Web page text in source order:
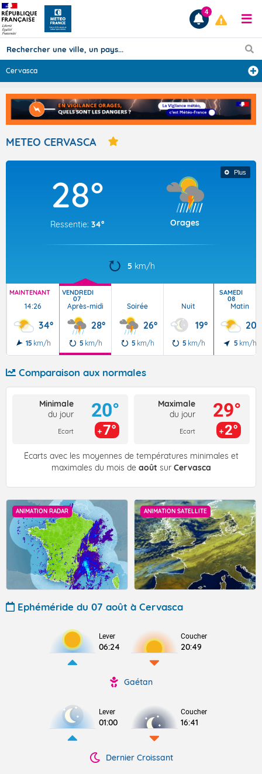
Prévisions
TOUS LES RÉSULTATS
Articles
4
Cervasca
METEO CERVASCA
Plus
28°
Ressentie: 34° Orages
5 km/h
MAINTENANT
14:26
34°
15 km/h
VENDREDI
07
Après-midi
28°
5 km/h
Soirée
26°
5 km/h
Nuit
19°
5 km/h
SAMEDI
08
Matin
20°
5 km/h
Comparaison aux normales
Minimale
du jour
Ecart
20°
7°
Maximale
du jour
Ecart
29°
2°
Écarts avec les moyennes de températures minimales et
maximales du mois de août sur Cervasca
ANIMATION RADAR ANIMATION SATELLITE
Ephéméride du 07 août à Cervasca
Lever
06:24
Coucher
20:49
Gaétan
Lever
01:00
Coucher
16:41
Dernier Croissant